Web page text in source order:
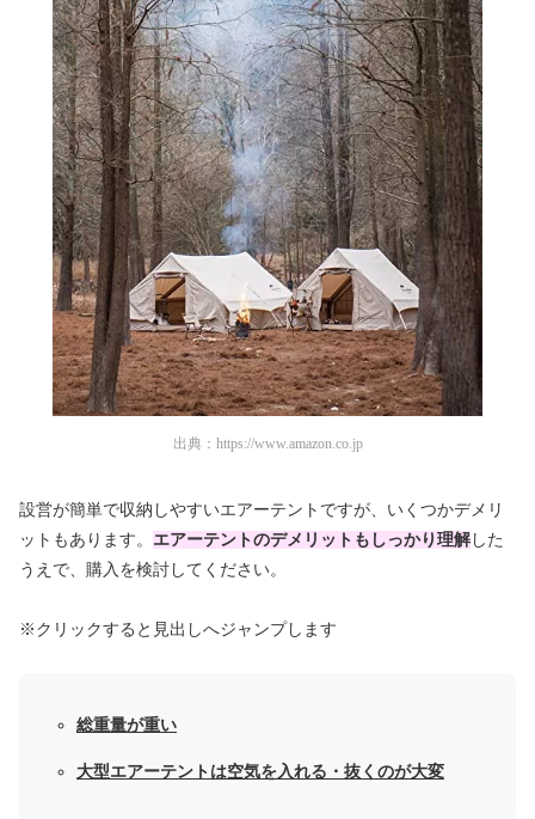
出典： https://www.amazon.co.jp
設営が簡単で収納しやすいエアーテントですが、いくつかデメリ
ットもあります。 エアーテントのデメリットもしっかり理解した
うえで、購入を検討してください。
※クリックすると見出しへジャンプします
総重量が重い
大型エアーテントは空気を入れる・抜くのが大変